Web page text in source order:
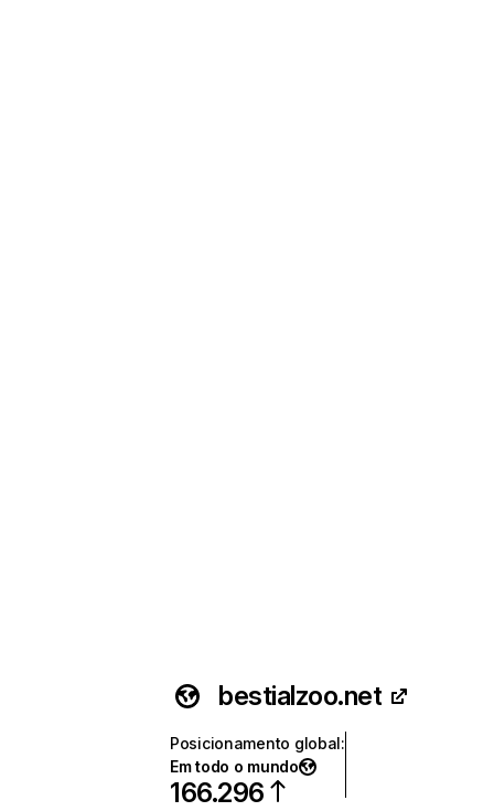
bestialzoo.net
Posicionamento global:
Em todo o mundo
166.296